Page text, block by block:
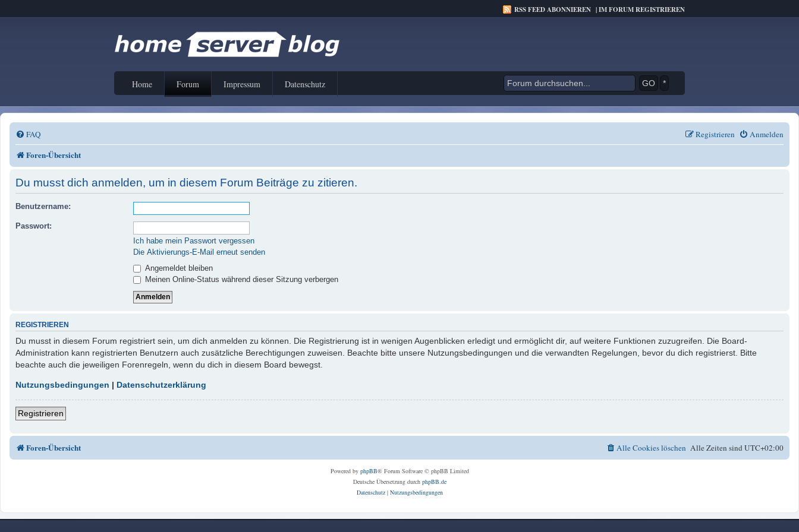
RSS FEED ABONNIEREN |IM FORUM REGISTRIEREN
Home Forum Impressum Datenschutz *
FAQ Anmelden
Registrieren
Foren-Übersicht
Du musst dich anmelden, um in diesem Forum Beiträge zu zitieren.
Benutzername:
Passwort:
Ich habe mein Passwort vergessen
Die Aktivierungs-E-Mail erneut senden
Angemeldet bleiben
Meinen Online-Status während dieser Sitzung verbergen
REGISTRIEREN
Du musst in diesem Forum registriert sein, um dich anmelden zu können. Die Registrierung ist in wenigen Augenblicken erledigt und ermöglicht dir, auf weitere Funktionen zuzugreifen. Die Board-
Administration kann registrierten Benutzern auch zusätzliche Berechtigungen zuweisen. Beachte bitte unsere Nutzungsbedingungen und die verwandten Regelungen, bevor du dich registrierst. Bitte
beachte auch die jeweiligen Forenregeln, wenn du dich in diesem Board bewegst.
Nutzungsbedingungen | Datenschutzerklärung
Registrieren
Foren-Übersicht Alle Zeiten sindUTC+02:00
Alle Cookies löschen
Powered by phpBB® Forum Software © phpBB Limited
Deutsche Übersetzung durch phpBB.de
Datenschutz| Nutzungsbedingungen